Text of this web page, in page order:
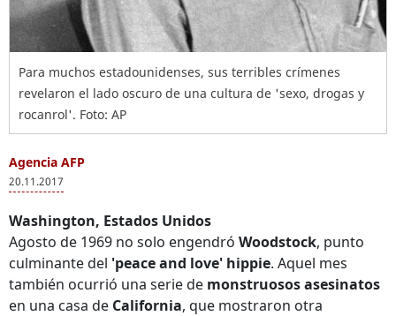
Para muchos estadounidenses, sus terribles crímenes
revelaron el lado oscuro de una cultura de 'sexo, drogas y
rocanrol'. Foto: AP
Agencia AFP
20.11.2017
Washington, Estados Unidos
Agosto de 1969 no solo engendró Woodstock, punto
culminante del 'peace and love' hippie. Aquel mes
también ocurrió una serie de monstruosos asesinatos
en una casa de California, que mostraron otra